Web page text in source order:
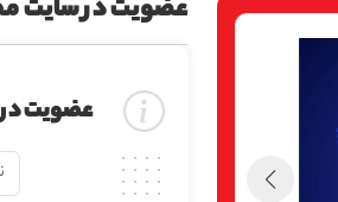
عضویت در سایت
عضویت